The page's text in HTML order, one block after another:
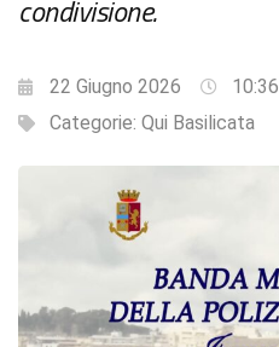
condivisione.
22 Giugno 2026
10:36
Categorie: Qui Basilicata